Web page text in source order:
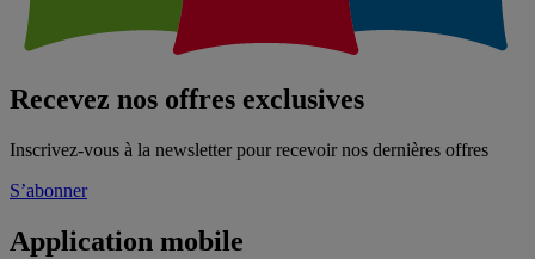
Recevez nos offres exclusives
Inscrivez-vous à la newsletter pour recevoir nos dernières offres
S’abonner
Application mobile